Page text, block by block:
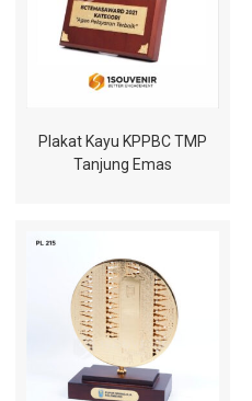
Plakat Kayu KPPBC TMP
Tanjung Emas